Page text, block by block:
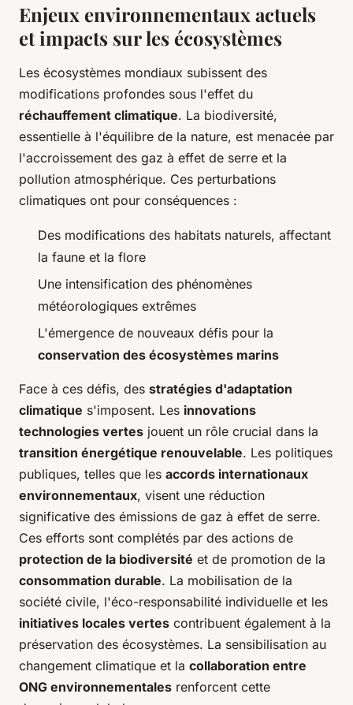
Enjeux environnementaux actuels
et impacts sur les écosystèmes
Les écosystèmes mondiaux subissent des
modifications profondes sous l'effet du
réchauffement climatique. La biodiversité,
essentielle à l'équilibre de la nature, est menacée par
l'accroissement des gaz à effet de serre et la
pollution atmosphérique. Ces perturbations
climatiques ont pour conséquences :
Des modifications des habitats naturels, affectant
la faune et la flore
Une intensification des phénomènes
météorologiques extrêmes
L'émergence de nouveaux défis pour la
conservation des écosystèmes marins
Face à ces défis, des stratégies d'adaptation
climatique s'imposent. Les innovations
technologies vertes jouent un rôle crucial dans la
transition énergétique renouvelable. Les politiques
publiques, telles que les accords internationaux
environnementaux, visent une réduction
significative des émissions de gaz à effet de serre.
Ces efforts sont complétés par des actions de
protection de la biodiversité et de promotion de la
consommation durable. La mobilisation de la
société civile, l'éco-responsabilité individuelle et les
initiatives locales vertes contribuent également à la
préservation des écosystèmes. La sensibilisation au
changement climatique et la collaboration entre
ONG environnementales renforcent cette